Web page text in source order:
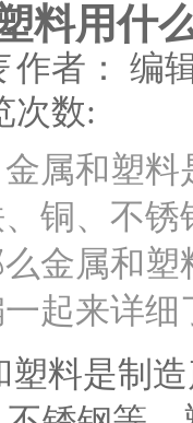
料用什
作者： 编
次数:
属和塑
铜、不锈
金属和
起来详细
塑料是制